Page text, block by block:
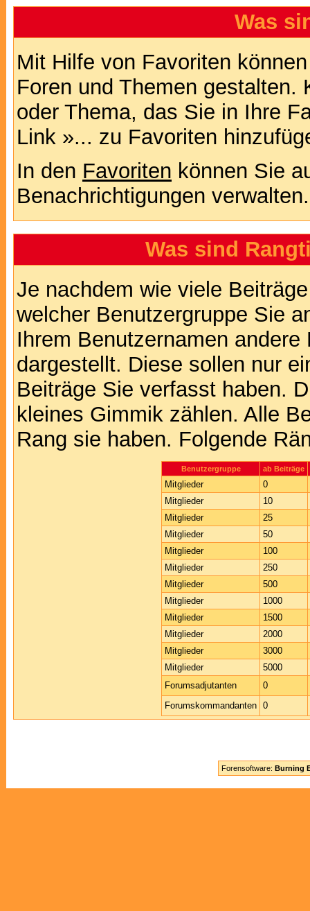
Was
Mit Hilfe von Favoriten
Foren und Themen
oder Thema, das Sie in Ihre
Link »... zu Favoriten
In den Favoriten können Sie
Benachrichtigungen verwalten.
Was sind
Je nachdem wie viele
welcher Benutzergruppe Sie
Ihrem Benutzernamen
dargestellt. Diese sollen nur
Beiträge Sie verfasst haben.
kleines Gimmik zählen. Alle
Rang sie haben. Folgende
Benutzergruppe ab Beiträge
Mitglieder
0
Mitglieder
10
Mitglieder
25
Mitglieder
50
Mitglieder
100
Mitglieder
250
Mitglieder
500
Mitglieder
1000
Mitglieder
1500
Mitglieder
2000
Mitglieder
3000
Mitglieder
5000
Forumsadjutanten
0
Forumskommandanten 0
Forensoftware: Burning